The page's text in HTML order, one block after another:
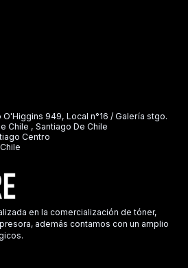
949, Local n°16 / Galería stgo.
Chile , Santiago De Chile
Centro
en la comercialización de tóner,
además contamos con un amplio